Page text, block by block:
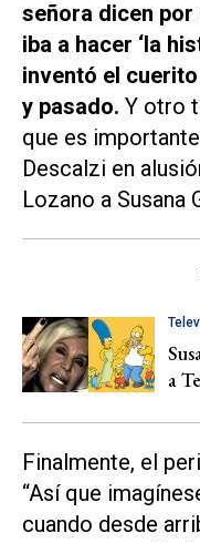
señora dicen por
iba a hacer ‘la
inventó el cuerito
y pasado. Y otro
que es
Descalzi en
Lozano a Susana
a
Finalmente, el
“Así que
cuando desde